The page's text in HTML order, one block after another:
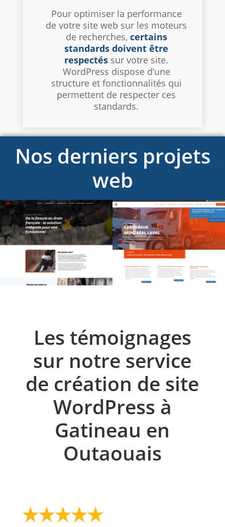
Pour optimiser la performance
de votre site web sur les moteurs
de recherches, certains
standards doivent être
respectés sur votre site.
WordPress dispose d’une
structure et fonctionnalités qui
permettent de respecter ces
standards.
Nos derniers projets
web
Les témoignages
sur notre service
de création de site
WordPress à
Gatineau en
Outaouais